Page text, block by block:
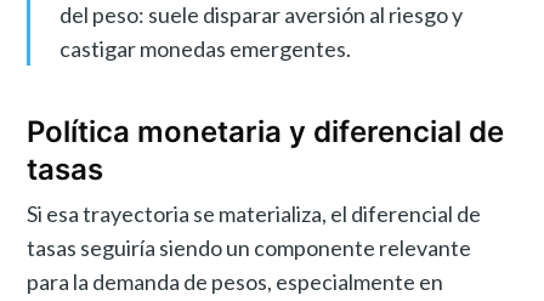
del peso: suele disparar aversión al riesgo y
castigar monedas emergentes.
Política monetaria y diferencial de
tasas
Si esa trayectoria se materializa, el diferencial de
tasas seguiría siendo un componente relevante
para la demanda de pesos, especialmente en